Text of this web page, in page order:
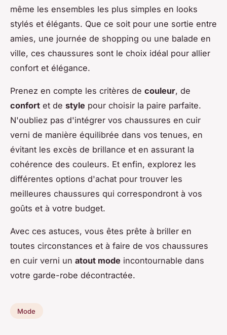
même les ensembles les plus simples en looks
stylés et élégants. Que ce soit pour une sortie entre
amies, une journée de shopping ou une balade en
ville, ces chaussures sont le choix idéal pour allier
confort et élégance.
Prenez en compte les critères de couleur, de
confort et de style pour choisir la paire parfaite.
N'oubliez pas d'intégrer vos chaussures en cuir
verni de manière équilibrée dans vos tenues, en
évitant les excès de brillance et en assurant la
cohérence des couleurs. Et enfin, explorez les
différentes options d'achat pour trouver les
meilleures chaussures qui correspondront à vos
goûts et à votre budget.
Avec ces astuces, vous êtes prête à briller en
toutes circonstances et à faire de vos chaussures
en cuir verni un atout mode incontournable dans
votre garde-robe décontractée.
Mode